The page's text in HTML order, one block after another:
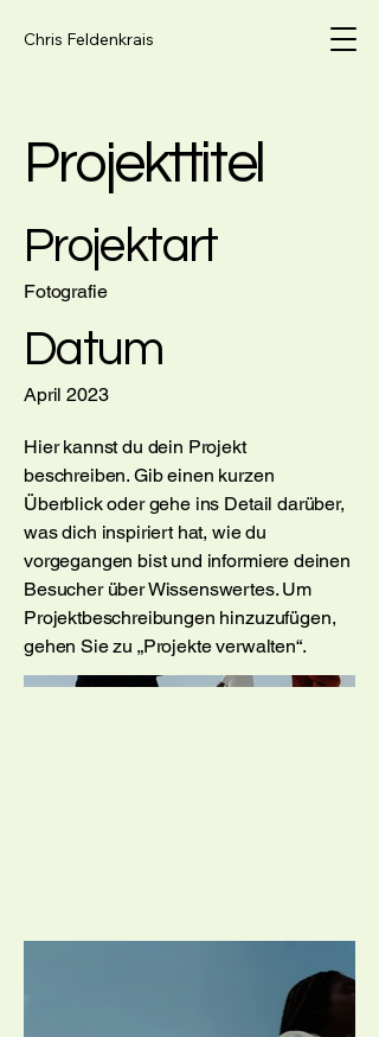
Chris Feldenkrais
Projekttitel
Projektart
Fotografie
Datum
April 2023
Hier kannst du dein Projekt
beschreiben. Gib einen kurzen
Überblick oder gehe ins Detail darüber,
was dich inspiriert hat, wie du
vorgegangen bist und informiere deinen
Besucher über Wissenswertes. Um
Projektbeschreibungen hinzuzufügen,
gehen Sie zu „Projekte verwalten“.